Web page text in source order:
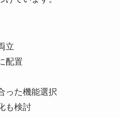
立
配置
った機能選択
も検討